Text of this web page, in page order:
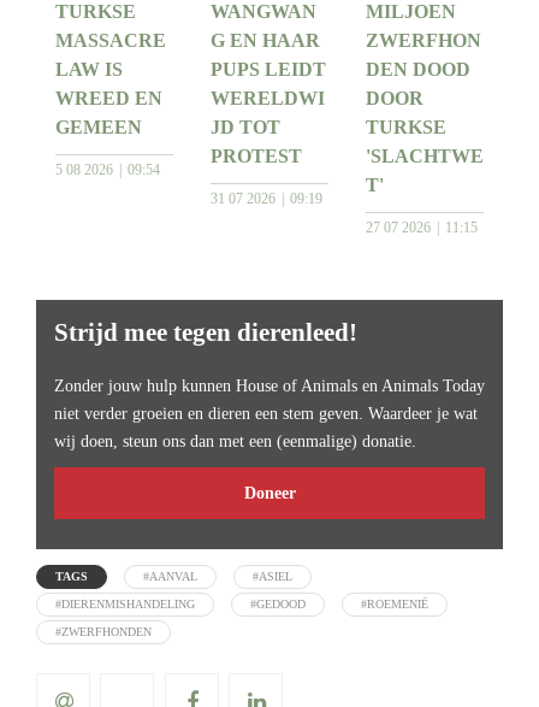
TURKSE
MASSACRE
LAW IS
WREED EN
GEMEEN
5 08 2026 09:54
WANGWAN
G EN HAAR
PUPS LEIDT
WERELDWI
JD TOT
PROTEST
31 07 2026 09:19
MILJOEN
ZWERFHON
DEN DOOD
DOOR
TURKSE
'SLACHTWE
T'
27 07 2026 11:15
Strijd mee tegen dierenleed!
Zonder jouw hulp kunnen House of Animals en Animals Today
niet verder groeien en dieren een stem geven. Waardeer je wat
wij doen, steun ons dan met een (eenmalige) donatie.
Doneer
TAGS #AANVAL #ASIEL
#DIERENMISHANDELING #GEDOOD #ROEMENIË
#ZWERFHONDEN